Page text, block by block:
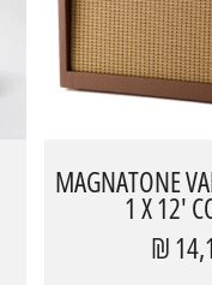
MAGNATONE
1 X 12'